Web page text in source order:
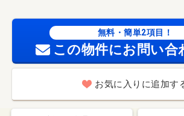
無料・簡単2項目！
この物件にお問い合
お気に入りに追加す